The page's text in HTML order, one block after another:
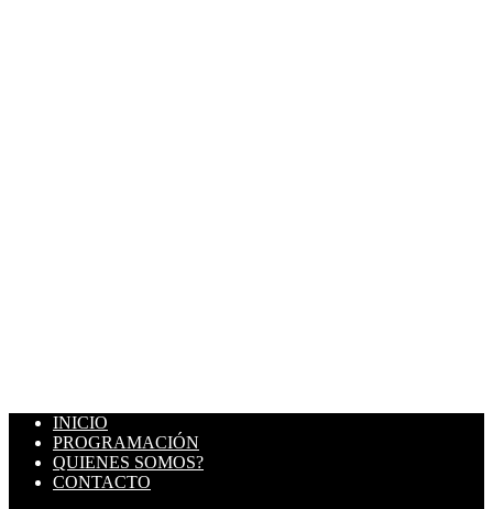
INICIO
PROGRAMACIÓN
QUIENES SOMOS?
CONTACTO